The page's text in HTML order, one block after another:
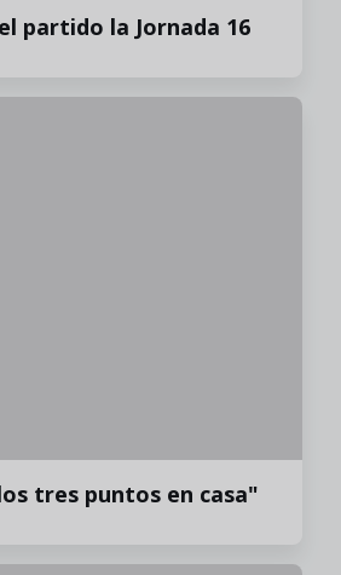
partido la Jornada 16
tres puntos en casa"